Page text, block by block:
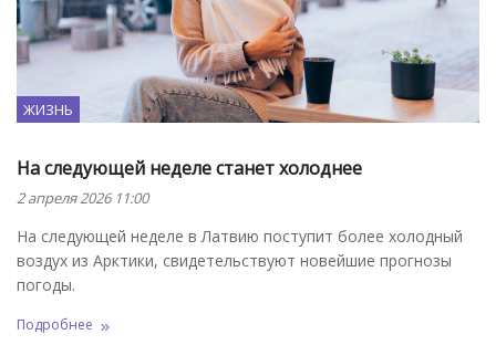
ЖИЗНЬ
На следующей неделе станет холоднее
2 апреля 2026 11:00
На следующей неделе в Латвию поступит более холодный
воздух из Арктики, свидетельствуют новейшие прогнозы
погоды.
Подробнее